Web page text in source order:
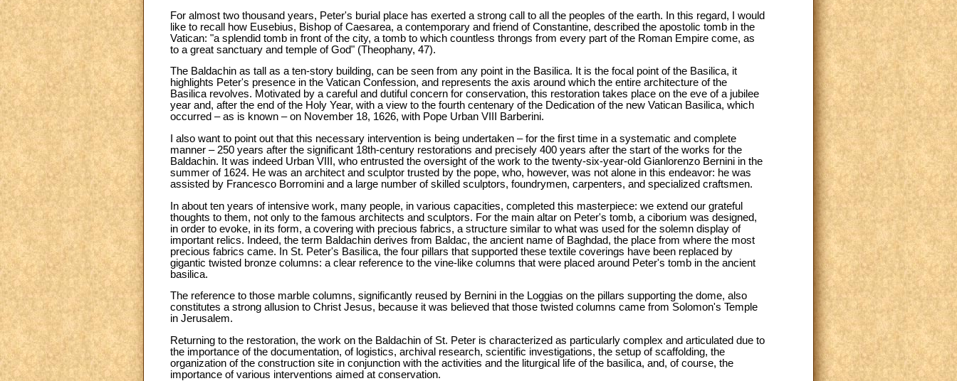
For almost two thousand years, Peter's burial place has exerted a strong call to all the peoples of the earth. In this regard, I would
like to recall how Eusebius, Bishop of Caesarea, a contemporary and friend of Constantine, described the apostolic tomb in the
Vatican: "a splendid tomb in front of the city, a tomb to which countless throngs from every part of the Roman Empire come, as
to a great sanctuary and temple of God" (Theophany, 47).
The Baldachin as tall as a ten-story building, can be seen from any point in the Basilica. It is the focal point of the Basilica, it
highlights Peter's presence in the Vatican Confession, and represents the axis around which the entire architecture of the
Basilica revolves. Motivated by a careful and dutiful concern for conservation, this restoration takes place on the eve of a jubilee
year and, after the end of the Holy Year, with a view to the fourth centenary of the Dedication of the new Vatican Basilica, which
occurred – as is known – on November 18, 1626, with Pope Urban VIII Barberini.
I also want to point out that this necessary intervention is being undertaken – for the first time in a systematic and complete
manner – 250 years after the significant 18th-century restorations and precisely 400 years after the start of the works for the
Baldachin. It was indeed Urban VIII, who entrusted the oversight of the work to the twenty-six-year-old Gianlorenzo Bernini in the
summer of 1624. He was an architect and sculptor trusted by the pope, who, however, was not alone in this endeavor: he was
assisted by Francesco Borromini and a large number of skilled sculptors, foundrymen, carpenters, and specialized craftsmen.
In about ten years of intensive work, many people, in various capacities, completed this masterpiece: we extend our grateful
thoughts to them, not only to the famous architects and sculptors. For the main altar on Peter's tomb, a ciborium was designed,
in order to evoke, in its form, a covering with precious fabrics, a structure similar to what was used for the solemn display of
important relics. Indeed, the term Baldachin derives from Baldac, the ancient name of Baghdad, the place from where the most
precious fabrics came. In St. Peter's Basilica, the four pillars that supported these textile coverings have been replaced by
gigantic twisted bronze columns: a clear reference to the vine-like columns that were placed around Peter's tomb in the ancient
basilica.
The reference to those marble columns, significantly reused by Bernini in the Loggias on the pillars supporting the dome, also
constitutes a strong allusion to Christ Jesus, because it was believed that those twisted columns came from Solomon's Temple
in Jerusalem.
Returning to the restoration, the work on the Baldachin of St. Peter is characterized as particularly complex and articulated due to
the importance of the documentation, of logistics, archival research, scientific investigations, the setup of scaffolding, the
organization of the construction site in conjunction with the activities and the liturgical life of the basilica, and, of course, the
importance of various interventions aimed at conservation.